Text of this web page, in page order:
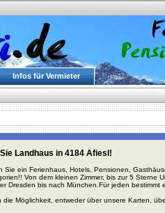
Infos für Vermieter
Landhaus in 4184 Afiesl!
Sie ein Ferienhaus, Hotels, Pensionen,
Von dem kleinen Zimmer, bis zur 5 Sterne
Dresden bis nach München.Für jeden bestimmt
die Möglichkeit, entweder über unsere Karten,